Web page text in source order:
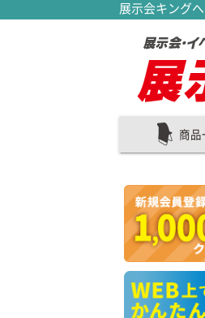
展示会キング
商品